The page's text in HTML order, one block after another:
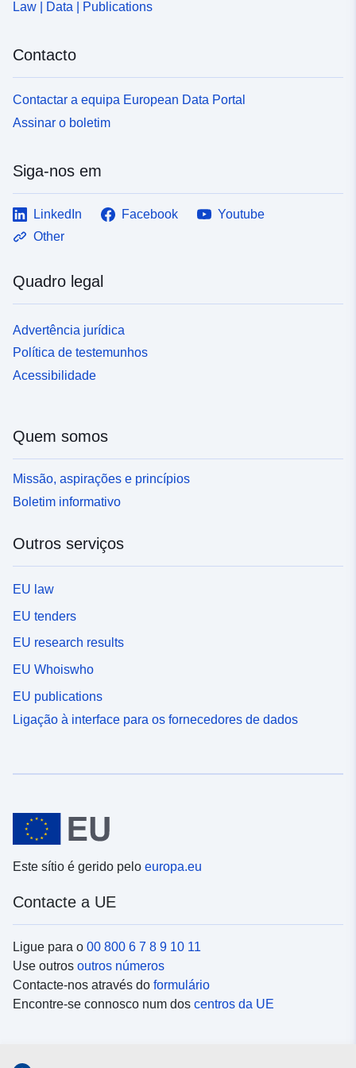
formam a base do conhecimento da cobertura do solo
questões. Os dados sobre questões representam uma
fotografia (figável e não exaustiva) dos ativos e das
pessoas expostas a perigos no momento da elaboração
atualizados após a aprovação do RPP. Na prática, já
Law | Data | Publications
Contacto
Contactar a equipa European Data Portal
Assinar o boletim
Siga-nos em
LinkedIn Facebook
Youtube
Other
Quadro legal
Advertência jurídica
Política de testemunhos
Acessibilidade
Quem somos
Missão, aspirações e princípios
Boletim informativo
Outros serviços
EU law
EU tenders
EU research results
EU Whoiswho
EU publications
Ligação à interface para os fornecedores de dados
Este sítio é gerido pelo europa.eu
Contacte a UE
Ligue para o 00 800 6 7 8 9 10 11
Use outros outros números
Contacte-nos através do formulário
Encontre-se connosco num dos centros da UE